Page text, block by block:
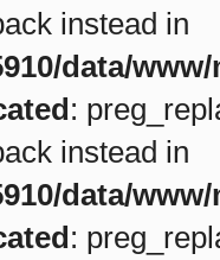
instead in
data/
:
instead in
data/
: